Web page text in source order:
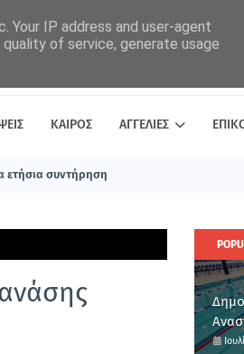
ΚΑΙΡΟΣ ΑΓΓΕΛΙΕΣ
ετήσια συντήρηση
για
IP address and user-agent
of service, generate usage